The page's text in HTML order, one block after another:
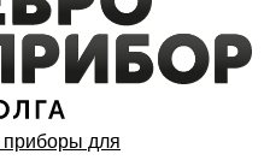
приборы для